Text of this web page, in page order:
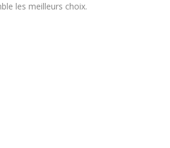
les meilleurs choix.